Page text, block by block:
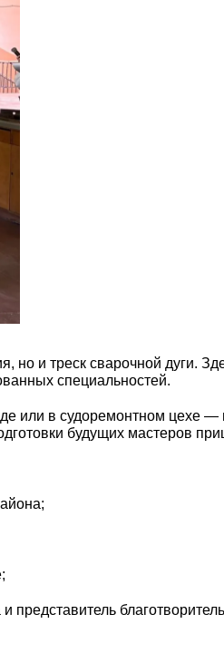
и треск сварочной дуги.
специальностей.
или в судоремонтном цехе —
будущих мастеров
представитель